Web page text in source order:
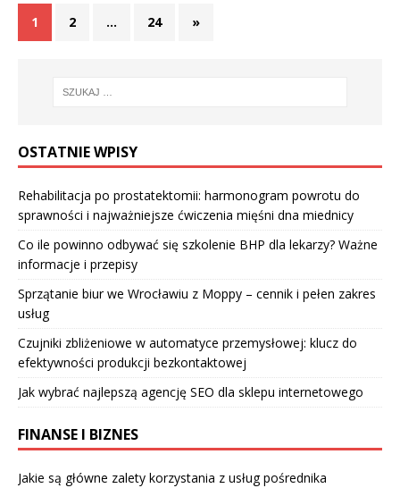
1 2 … 24 »
OSTATNIE WPISY
Rehabilitacja po prostatektomii: harmonogram powrotu do
sprawności i najważniejsze ćwiczenia mięśni dna miednicy
Co ile powinno odbywać się szkolenie BHP dla lekarzy? Ważne
informacje i przepisy
Sprzątanie biur we Wrocławiu z Moppy – cennik i pełen zakres
usług
Czujniki zbliżeniowe w automatyce przemysłowej: klucz do
efektywności produkcji bezkontaktowej
Jak wybrać najlepszą agencję SEO dla sklepu internetowego
FINANSE I BIZNES
Jakie są główne zalety korzystania z usług pośrednika